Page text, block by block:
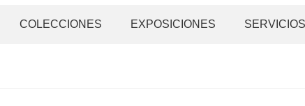
COLECCIONES EXPOSICIONES SERVICIOS